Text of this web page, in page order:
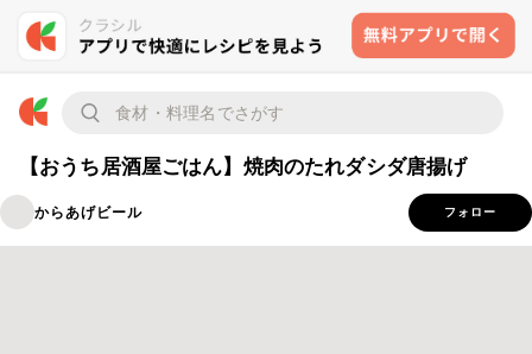
【おうち居酒屋ごはん】焼肉のたれダシダ唐揚げ⁡
からあげビール フォロー